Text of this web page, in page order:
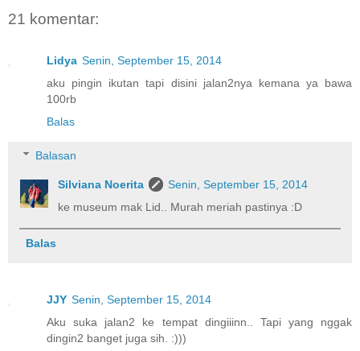
21 komentar:
Lidya Senin, September 15, 2014
aku pingin ikutan tapi disini jalan2nya kemana ya bawa
100rb
Balas
Balasan
Silviana Noerita
Senin, September 15, 2014
ke museum mak Lid.. Murah meriah pastinya :D
Balas
JJY Senin, September 15, 2014
Aku suka jalan2 ke tempat dingiiinn.. Tapi yang nggak
dingin2 banget juga sih. :)))